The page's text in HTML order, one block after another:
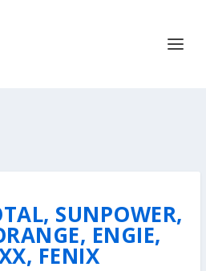
SUNPOWER,
ENGIE,
FENIX